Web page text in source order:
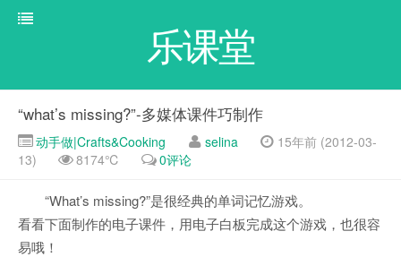
乐课堂
“what’s missing?”-多媒体课件巧制作
动手做|Crafts&Cooking selina
15年前 (2012-03-
13)
8174℃ 0评论
“What’s missing?”是很经典的单词记忆游戏。
看看下面制作的电子课件，用电子白板完成这个游戏，也很容
易哦！